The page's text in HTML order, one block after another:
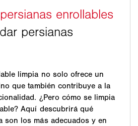
limpia no solo ofrece un
que también contribuye a la
¿Pero cómo se limpia
Aquí descubrirá qué
son los más adecuados y en